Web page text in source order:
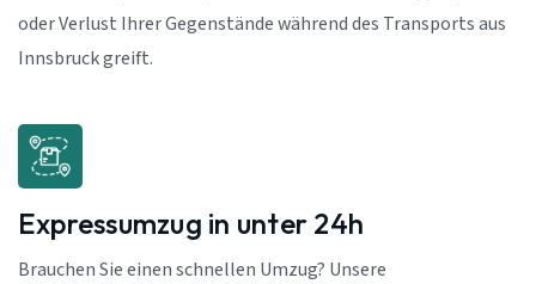
oder Verlust Ihrer Gegenstände während des Transports aus
Innsbruck greift.
Expressumzug in unter 24h
Brauchen Sie einen schnellen Umzug? Unsere